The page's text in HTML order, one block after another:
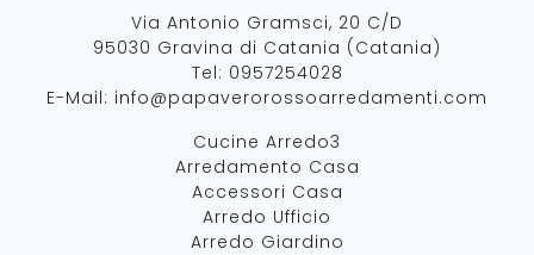
Via Antonio Gramsci, 20 C/D
95030 Gravina di Catania (Catania)
Tel: 0957254028
E-Mail: info@papaverorossoarredamenti.com
Cucine Arredo3
Arredamento Casa
Accessori Casa
Arredo Ufficio
Arredo Giardino